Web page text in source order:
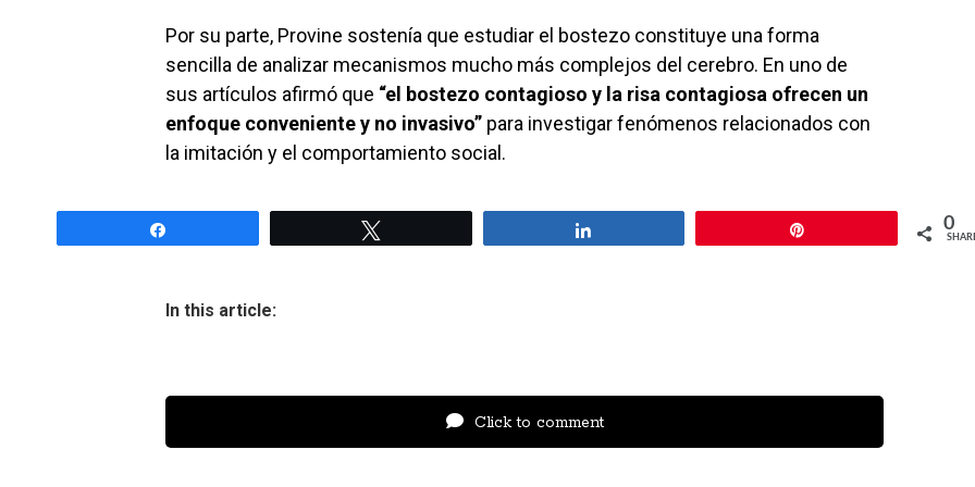
Por su parte, Provine sostenía que estudiar el bostezo constituye una forma
sencilla de analizar mecanismos mucho más complejos del cerebro. En uno de
sus artículos afirmó que “el bostezo contagioso y la risa contagiosa ofrecen un
enfoque conveniente y no invasivo” para investigar fenómenos relacionados con
la imitación y el comportamiento social.
0
In this article:
Click to comment